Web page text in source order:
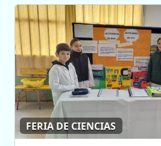
FERIA DE CIENCIAS